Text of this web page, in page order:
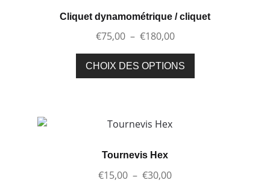
Cliquet dynamométrique / cliquet
€75,00 – €180,00Plage
de
prix :
€75,00
CHOIX DES OPTIONS
produit
Tournevis Hex
€15,00 – €30,00Plage